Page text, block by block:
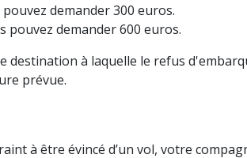
demander 300 euros.
pouvez demander 600 euros.
destination à laquelle le refus
prévue.
à être évincé d’un vol, votre